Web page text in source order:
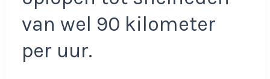
van wel 90 kilometer
per uur.